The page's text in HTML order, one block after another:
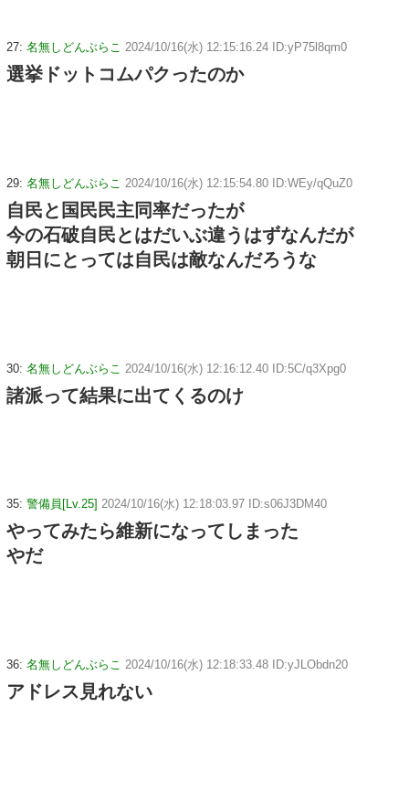
27: 名無しどんぶらこ 2024/10/16(水) 12:15:16.24 ID:yP75l8qm0
選挙ドットコムパクったのか
29: 名無しどんぶらこ 2024/10/16(水) 12:15:54.80 ID:WEy/qQuZ0
自民と国民民主同率だったが
今の石破自民とはだいぶ違うはずなんだが
朝日にとっては自民は敵なんだろうな
30: 名無しどんぶらこ 2024/10/16(水) 12:16:12.40 ID:5C/q3Xpg0
諸派って結果に出てくるのけ
35: 警備員[Lv.25] 2024/10/16(水) 12:18:03.97 ID:s06J3DM40
やってみたら維新になってしまった
やだ
36: 名無しどんぶらこ 2024/10/16(水) 12:18:33.48 ID:yJLObdn20
アドレス見れない